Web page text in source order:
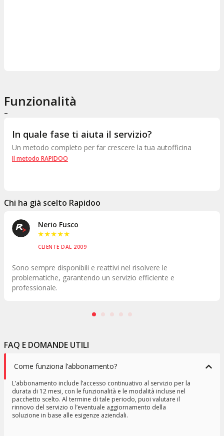
Funzionalità
–
In quale fase ti aiuta il servizio?
Un metodo completo per far crescere la tua autofficina
Il metodo RAPIDOO
Chi ha già scelto Rapidoo
Nerio Fusco
★★★★★
CLIENTE DAL 2009
Sono sempre disponibili e reattivi nel risolvere le
problematiche, garantendo un servizio efficiente e
professionale.
FAQ E DOMANDE UTILI
Come funziona l’abbonamento?
L’abbonamento include l’accesso continuativo al servizio per la
durata di 12 mesi, con le funzionalità e le modalità incluse nel
pacchetto scelto. Al termine di tale periodo, puoi valutare il
rinnovo del servizio o l’eventuale aggiornamento della
soluzione in base alle esigenze aziendali.